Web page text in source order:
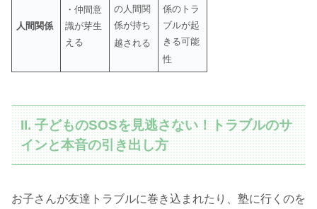
人間関係
・仲間意
識が芽生
える
の人間関
係が持ち
越される
係のトラ
ブルが起
きる可能
性
II. 子どものSOSを見逃さない！トラブルのサ
インと本音の引き出し方
お子さんが友達トラブルに巻き込まれたり、塾に行くのを